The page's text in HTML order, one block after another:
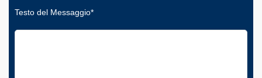
Testo del Messaggio*